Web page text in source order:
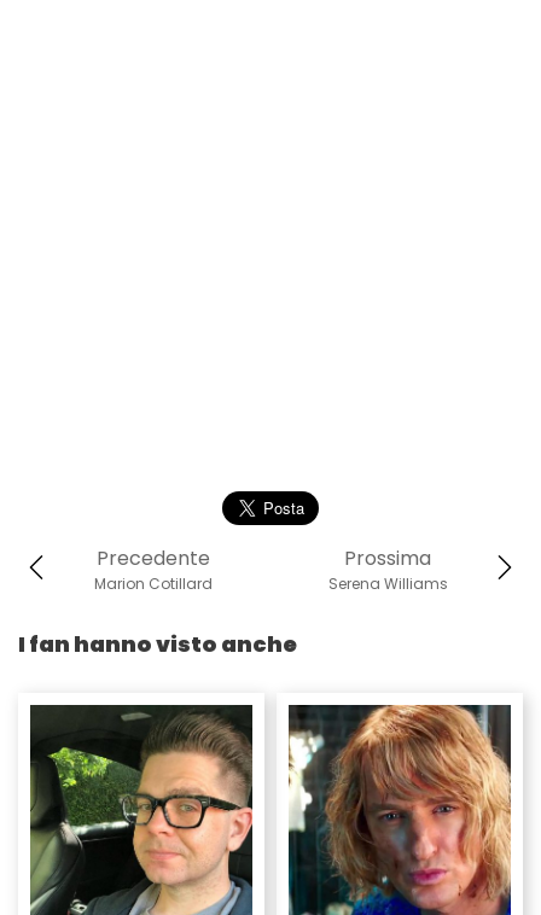
Prossima
Serena Williams
Precedente
Marion Cotillard
I fan hanno visto anche